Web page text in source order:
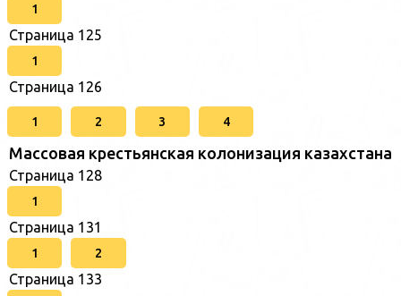
1
Страница 125
1
Страница 126
1 2 3 4
Массовая крестьянская колонизация казахстана
Страница 128
1
Страница 131
1 2
Страница 133